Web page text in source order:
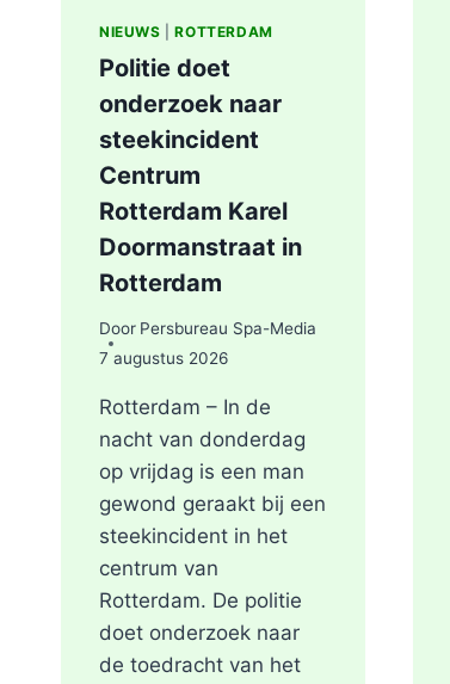
NIEUWS |ROTTERDAM
Politie doet
onderzoek naar
steekincident
Centrum
Rotterdam Karel
Doormanstraat in
Rotterdam
Door Persbureau Spa-Media
7 augustus 2026
Rotterdam – In de
nacht van donderdag
op vrijdag is een man
gewond geraakt bij een
steekincident in het
centrum van
Rotterdam. De politie
doet onderzoek naar
de toedracht van het